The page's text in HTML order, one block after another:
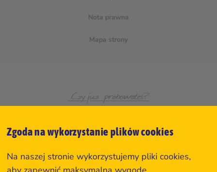
Nota prawna
Mapa strony
Zgoda na wykorzystanie plików cookies
Na naszej stronie wykorzystujemy pliki cookies,